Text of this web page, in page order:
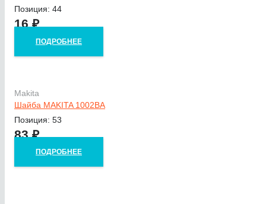
Позиция: 44
16₽
ПОДРОБНЕЕ
Makita
Шайба MAKITA 1002BA
Позиция: 53
83₽
ПОДРОБНЕЕ